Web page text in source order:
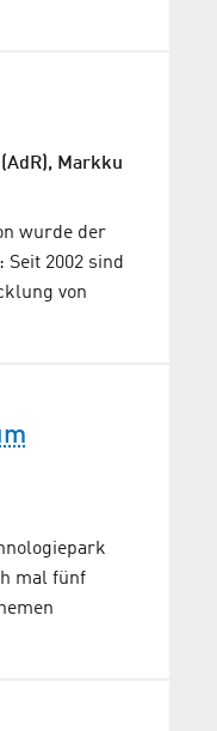
Markku
wurde der
2002 sind
von
mal fünf